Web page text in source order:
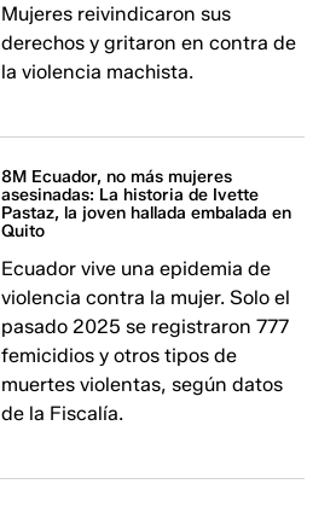
Mujeres reivindicaron sus
derechos y gritaron en contra de
la violencia machista.
8M Ecuador, no más mujeres
asesinadas: La historia de Ivette
Pastaz, la joven hallada embalada en
Quito
Ecuador vive una epidemia de
violencia contra la mujer. Solo el
pasado 2025 se registraron 777
femicidios y otros tipos de
muertes violentas, según datos
de la Fiscalía.